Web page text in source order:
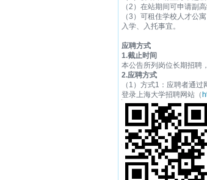
（2）在站期间可申请副
（3）可租住学校人才公
入学、入托事宜。
应聘方式
1.截止时间
本公告所列岗位长期招聘
2.应聘方式
（1）方式1：应聘者通过
登录上海大学招聘网站（